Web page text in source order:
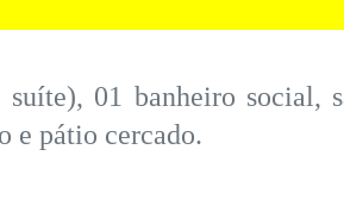
01 banheiro social,
e pátio cercado.